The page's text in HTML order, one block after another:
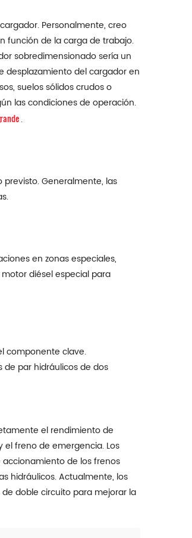
Personalmente, creo
función de la carga de trabajo.
sobredimensionado sería un
desplazamiento del cargador en
suelos sólidos crudos o
las condiciones de operación.
.
Generalmente, las
en zonas especiales,
diésel especial para
componente clave.
par hidráulicos de dos
el rendimiento de
freno de emergencia. Los
de los frenos
hidráulicos. Actualmente, los
doble circuito para mejorar la